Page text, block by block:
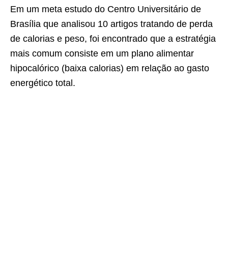
Em um meta estudo do Centro Universitário de
Brasília que analisou 10 artigos tratando de perda
de calorias e peso, foi encontrado que a estratégia
mais comum consiste em um plano alimentar
hipocalórico (baixa calorias) em relação ao gasto
energético total.